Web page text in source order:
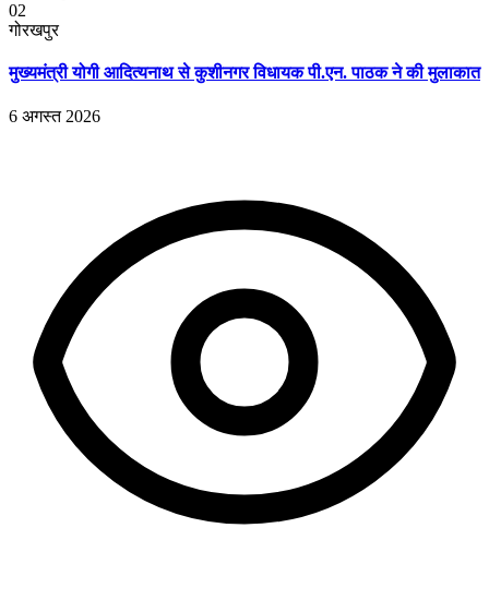
02
गोरखपुर
मुख्यमंत्री योगी आदित्यनाथ से कुशीनगर विधायक पी.एन. पाठक ने की मुलाकात
6 अगस्त 2026